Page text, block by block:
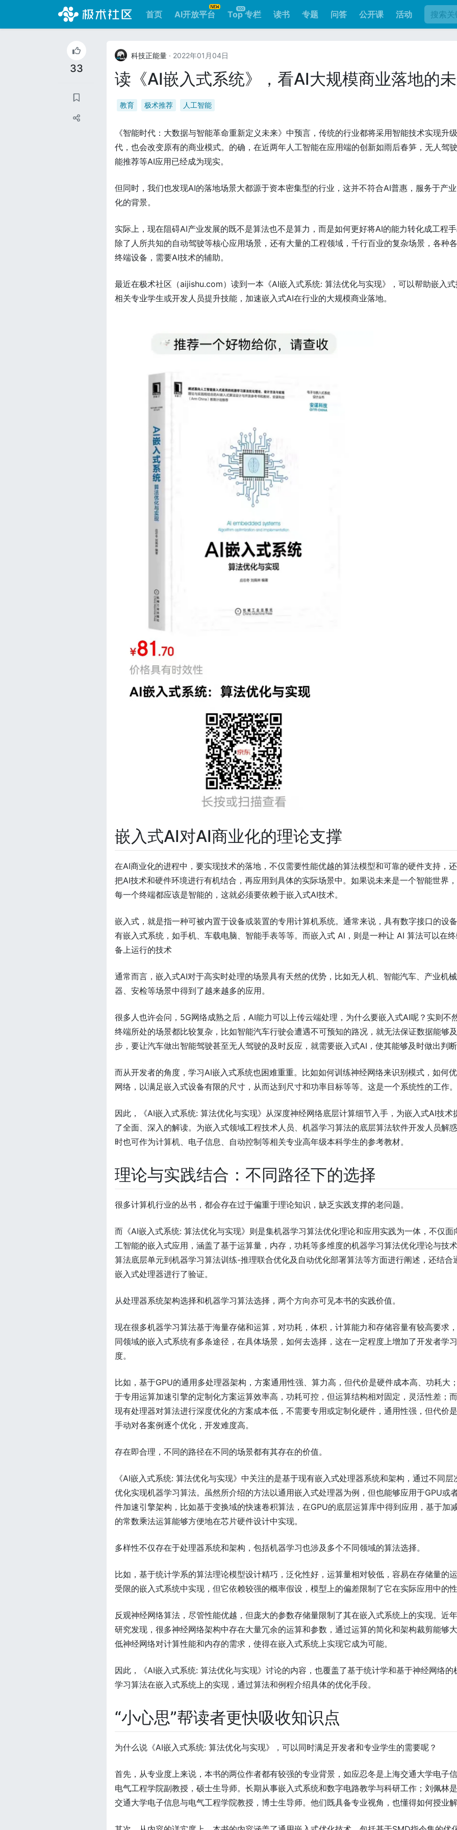
首页 AI开放平台 Top 专栏 读书 专题 问答 公开课 活动
33
科技正能量 · 2022年01月04日
读《AI嵌入式系统》，看AI大规模商业落地的
教育 极术推荐 人工智能
《智能时代：大数据与智能革命重新定义未来》中预言，传统的行业都将采用智能技术实现升
代，也会改变原有的商业模式。的确，在近两年人工智能在应用端的创新如雨后春笋，无人驾
能推荐等AI应用已经成为现实。
但同时，我们也发现AI的落地场景大都源于资本密集型的行业，这并不符合AI普惠，服务于产
化的背景。
实际上，现在阻碍AI产业发展的既不是算法也不是算力，而是如何更好将AI的能力转化成工程手
除了人所共知的自动驾驶等核心应用场景，还有大量的工程领域，千行百业的复杂场景，各种
终端设备，需要AI技术的辅助。
最近在极术社区（aijishu.com）读到一本《AI嵌入式系统: 算法优化与实现》，可以帮助嵌入
相关专业学生或开发人员提升技能，加速嵌入式AI在行业的大规模商业落地。
嵌入式AI对AI商业化的理论支撑
在AI商业化的进程中，要实现技术的落地，不仅需要性能优越的算法模型和可靠的硬件支持，
把AI技术和硬件环境进行有机结合，再应用到具体的实际场景中。如果说未来是一个智能世界
每一个终端都应该是智能的，这就必须要依赖于嵌入式AI技术。
嵌入式，就是指一种可被内置于设备或装置的专用计算机系统。通常来说，具有数字接口的设
有嵌入式系统，如手机、车载电脑、智能手表等等。而嵌入式 AI，则是一种让 AI 算法可以在
备上运行的技术
通常而言，嵌入式AI对于高实时处理的场景具有天然的优势，比如无人机、智能汽车、产业机
器、安检等场景中得到了越来越多的应用。
很多人也许会问，5G网络成熟之后，AI能力可以上传云端处理，为什么要嵌入式AI呢？实则不
终端所处的场景都比较复杂，比如智能汽车行驶会遭遇不可预知的路况，就无法保证数据能够
步，要让汽车做出智能驾驶甚至无人驾驶的及时反应，就需要嵌入式AI，使其能够及时做出判断
而从开发者的角度，学习AI嵌入式系统也困难重重。比如如何训练神经网络来识别模式，如何
网络，以满足嵌入式设备有限的尺寸，从而达到尺寸和功率目标等等。这是一个系统性的工作。
因此，《AI嵌入式系统: 算法优化与实现》从深度神经网络底层计算细节入手，为嵌入式AI技术
了全面、深入的解读。为嵌入式领域工程技术人员、机器学习算法的底层算法软件开发人员解
时也可作为计算机、电子信息、自动控制等相关专业高年级本科学生的参考教材。
理论与实践结合：不同路径下的选择
很多计算机行业的丛书，都会存在过于偏重于理论知识，缺乏实践支撑的老问题。
而《AI嵌入式系统: 算法优化与实现》则是集机器学习算法优化理论和应用实践为一体，不仅面
工智能的嵌入式应用，涵盖了基于运算量，内存，功耗等多维度的机器学习算法优化理论与技
算法底层单元到机器学习算法训练-推理联合优化及自动优化部署算法等方面进行阐述，还结合
嵌入式处理器进行了验证。
从处理器系统架构选择和机器学习算法选择，两个方向亦可见本书的实践价值。
现在很多机器学习算法基于海量存储和运算，对功耗，体积，计算能力和存储容量有较高要求
同领域的嵌入式系统有多条途径，在具体场景，如何去选择，这在一定程度上增加了开发者学
度。
比如，基于GPU的通用多处理器架构，方案通用性强、算力高，但代价是硬件成本高、功耗大
于专用运算加速引擎的定制化方案运算效率高，功耗可控，但运算结构相对固定，灵活性差；
现有处理器对算法进行深度优化的方案成本低，不需要专用或定制化硬件，通用性强，但代价
手动对各案例逐个优化，开发难度高。
存在即合理，不同的路径在不同的场景都有其存在的价值。
《AI嵌入式系统: 算法优化与实现》中关注的是基于现有嵌入式处理器系统和架构，通过不同层
优化实现机器学习算法。虽然所介绍的方法以通用嵌入式处理器为例，但也能够应用于GPU或
件加速引擎架构，比如基于变换域的快速卷积算法，在GPU的底层运算库中得到应用，基于加
的常数乘法运算能够方便地在芯片硬件设计中实现。
多样性不仅存在于处理器系统和架构，包括机器学习也涉及多个不同领域的算法选择。
比如，基于统计学系的算法理论模型设计精巧，泛化性好，运算量相对较低，容易在存储量的
受限的嵌入式系统中实现，但它依赖较强的概率假设，模型上的偏差限制了它在实际应用中的性
反观神经网络算法，尽管性能优越，但庞大的参数存储量限制了其在嵌入式系统上的实现。近
研究发现，很多神经网络架构中存在大量冗余的运算和参数，通过运算的简化和架构裁剪能够
低神经网络对计算性能和内存的需求，使得在嵌入式系统上实现它成为可能。
因此，《AI嵌入式系统: 算法优化与实现》讨论的内容，也覆盖了基于统计学和基于神经网络的
学习算法在嵌入式系统上的实现，通过算法和例程介绍具体的优化手段。
“小心思”帮读者更快吸收知识点
为什么说《AI嵌入式系统: 算法优化与实现》，可以同时满足开发者和专业学生的需要呢？
首先，从专业度上来说，本书的两位作者都有较强的专业背景，如应忍冬是上海交通大学电子
电气工程学院副教授，硕士生导师。长期从事嵌入式系统和数字电路教学与科研工作；刘佩林
交通大学电子信息与电气工程学院教授，博士生导师。他们既具备专业视角，也懂得如何授业解